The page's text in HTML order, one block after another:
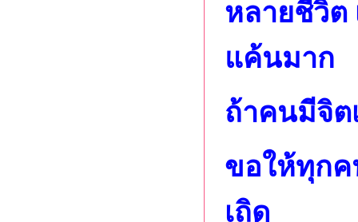
หลายชีวิต
แค้นมาก
ถ้าคนมีจิต
ขอให้ทุกค
เถิด